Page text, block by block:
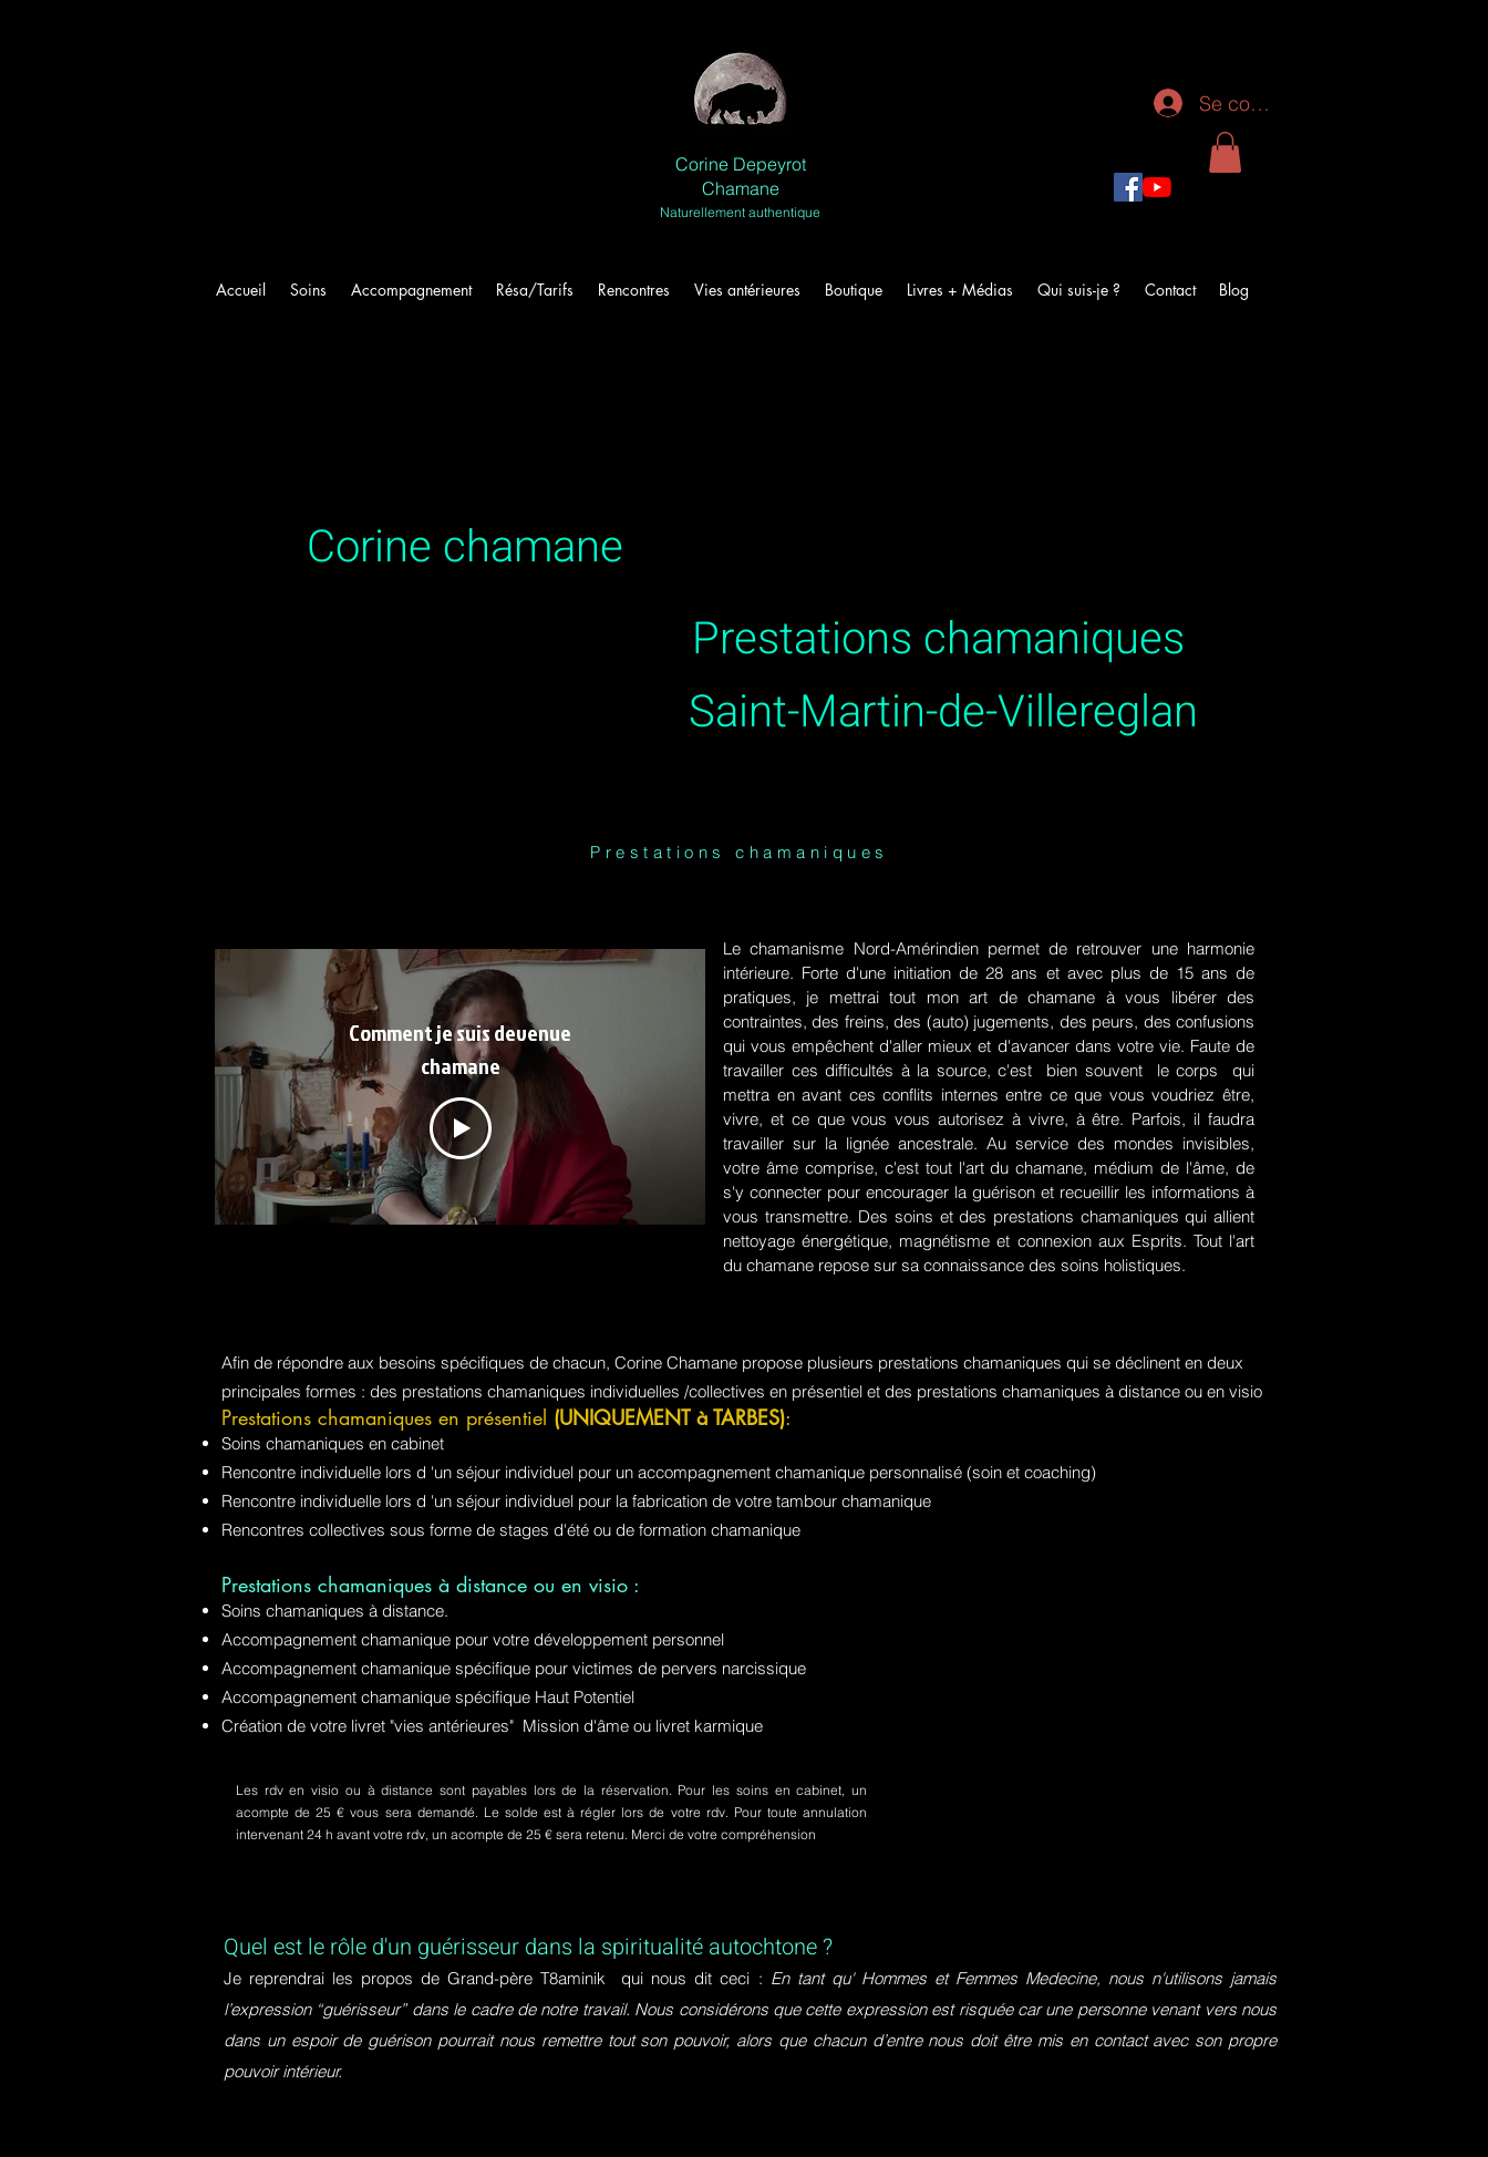
Corine Depeyrot
Chamane
Naturellement authentique
Se connecter
Accueil Soins Accompagnement Résa/Tarifs Rencontres Vies antérieures Boutique Livres + Médias Qui suis-je ? Contact Blog
Prestations chamaniques
Corine chamane
Saint-Martin-de-Villereglan
Prestations chamaniques
Comment je suis devenue
chamane
Le chamanisme Nord-Amérindien permet de retrouver une harmonie
intérieure. Forte d'une initiation de 28 ans et avec plus de 15 ans de
pratiques, je mettrai tout mon art de chamane à vous libérer des
contraintes, des freins, des (auto) jugements, des peurs, des confusions
qui vous empêchent d'aller mieux et d'avancer dans votre vie. Faute de
travailler ces difficultés à la source, c'est bien souvent le corps qui
mettra en avant ces conflits internes entre ce que vous voudriez être,
vivre, et ce que vous vous autorisez à vivre, à être. Parfois, il faudra
travailler sur la lignée ancestrale. Au service des mondes invisibles,
votre âme comprise, c'est tout l'art du chamane, médium de l'âme, de
s'y connecter pour encourager la guérison et recueillir les informations à
vous transmettre. Des soins et des prestations chamaniques qui allient
nettoyage énergétique, magnétisme et connexion aux Esprits. Tout l'art
du chamane repose sur sa connaissance des soins holistiques.
Afin de répondre aux besoins spécifiques de chacun, Corine Chamane propose plusieurs prestations chamaniques qui se déclinent en deux
principales formes : des prestations chamaniques individuelles /collectives en présentiel et des prestations chamaniques à distance ou en visio
Prestations chamaniques en présentiel (UNIQUEMENT à TARBES):
Soins chamaniques en cabinet
Rencontre individuelle lors d 'un séjour individuel pour un accompagnement chamanique personnalisé (soin et coaching)
Rencontre individuelle lors d 'un séjour individuel pour la fabrication de votre tambour chamanique
Rencontres collectives sous forme de stages d'été ou de formation chamanique
Prestations chamaniques à distance ou en visio :
Soins chamaniques à distance.
Accompagnement chamanique pour votre développement personnel
Accompagnement chamanique spécifique pour victimes de pervers narcissique
Accompagnement chamanique spécifique Haut Potentiel
Création de votre livret "vies antérieures" Mission d'âme ou livret karmique
Les rdv en visio ou à distance sont payables lors de la réservation. Pour les soins en cabinet, un
acompte de 25 € vous sera demandé. Le solde est à régler lors de votre rdv. Pour toute annulation
intervenant 24 h avant votre rdv, un acompte de 25 € sera retenu. Merci de votre compréhension
Quel est le rôle d'un guérisseur dans la spiritualité autochtone ?
Je reprendrai les propos de Grand-père T8aminik qui nous dit ceci : En tant qu' Hommes et Femmes Medecine, nous n'utilisons jamais
l’expression “guérisseur” dans le cadre de notre travail. Nous considérons que cette expression est risquée car une personne venant vers nous
dans un espoir de guérison pourrait nous remettre tout son pouvoir, alors que chacun d’entre nous doit être mis en contact avec son propre
pouvoir intérieur.